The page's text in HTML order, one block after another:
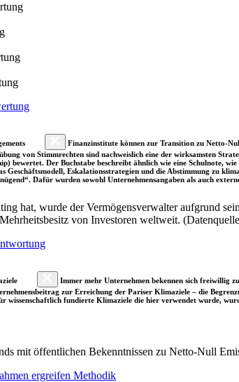
Finanzinstitute können zur Transition zu Netto-
von Stimmrechten sind nachweislich eine der wirksamsten
bewertet. Der Buchstabe beschreibt ähnlich wie eine Schulnote,
Geschäftsmodell, Eskalationsstrategien und die Abstimmung zu
Dafür wurden sowohl Unternehmensangaben als auch
hat, wurde der Vermögensverwalter aufgrund
von Investoren weltweit.
Immer mehr Unternehmen bekennen sich freiwillig
zur Erreichung der Pariser Klimaziele – die
wissenschaftlich fundierte Klimaziele die hier verwendet wurde,
mit öffentlichen Bekenntnissen zu Netto-Null
ergreifen Methodik